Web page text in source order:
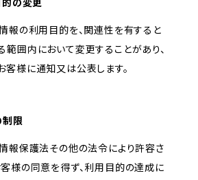
の変更
報の利用目的を、関連性を有すると
囲内において変更することがあり、
様に通知又は公表します。
限
情報保護法その他の法令により許容さ
客様の同意を得ず、利用目的の達成に